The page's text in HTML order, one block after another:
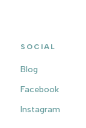
SOCIAL
Blog
Facebook
Instagram